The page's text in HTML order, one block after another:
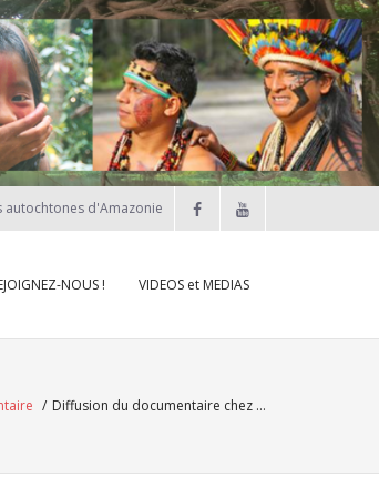
d'Amazonie
NOUS ! VIDEOS et MEDIAS
/ Diffusion du documentaire chez …